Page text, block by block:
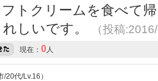
トクリームを食べて
しいです。
（投稿
現在： 0 人
20代/Lv.16）